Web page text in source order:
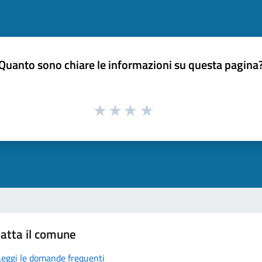
sono chiare le informazioni su questa
il comune
le domande frequenti